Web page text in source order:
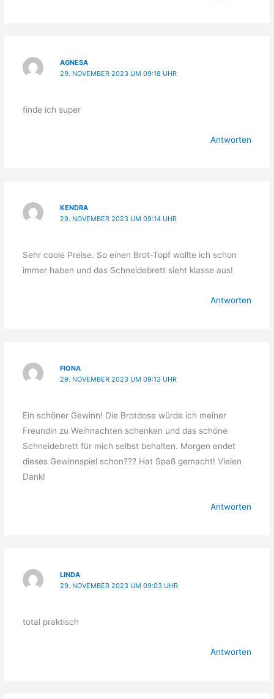
AGNESA
29. NOVEMBER 2023 UM 09:18 UHR
finde ich super
Antworten
KENDRA
29. NOVEMBER 2023 UM 09:14 UHR
Sehr coole Preise. So einen Brot-Topf wollte ich schon
immer haben und das Schneidebrett sieht klasse aus!
Antworten
FIONA
29. NOVEMBER 2023 UM 09:13 UHR
Ein schöner Gewinn! Die Brotdose würde ich meiner
Freundin zu Weihnachten schenken und das schöne
Schneidebrett für mich selbst behalten. Morgen endet
dieses Gewinnspiel schon??? Hat Spaß gemacht! Vielen
Dank!
Antworten
LINDA
29. NOVEMBER 2023 UM 09:03 UHR
total praktisch
Antworten